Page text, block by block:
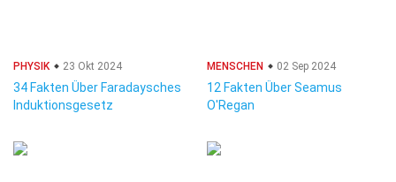
PHYSIK 23 Okt 2024
34 Fakten Über Faradaysches
Induktionsgesetz
MENSCHEN 02 Sep 2024
12 Fakten Über Seamus
O'Regan